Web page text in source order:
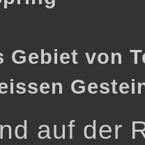
Gebiet von
auf der